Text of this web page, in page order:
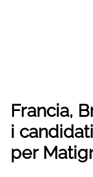
Francia,
i
per